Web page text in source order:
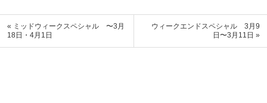
« ミッドウィークスペシャル 〜3月
18日・4月1日
ウィークエンドスペシャル 3月9
日〜3月11日 »